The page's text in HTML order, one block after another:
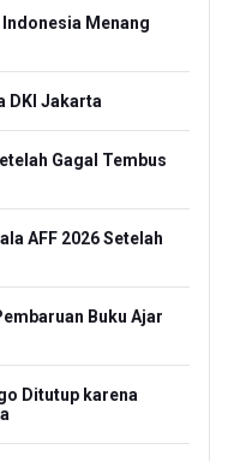
Menang
DKI Jakarta
Gagal Tembus
AFF 2026 Setelah
Buku Ajar
Ditutup karena